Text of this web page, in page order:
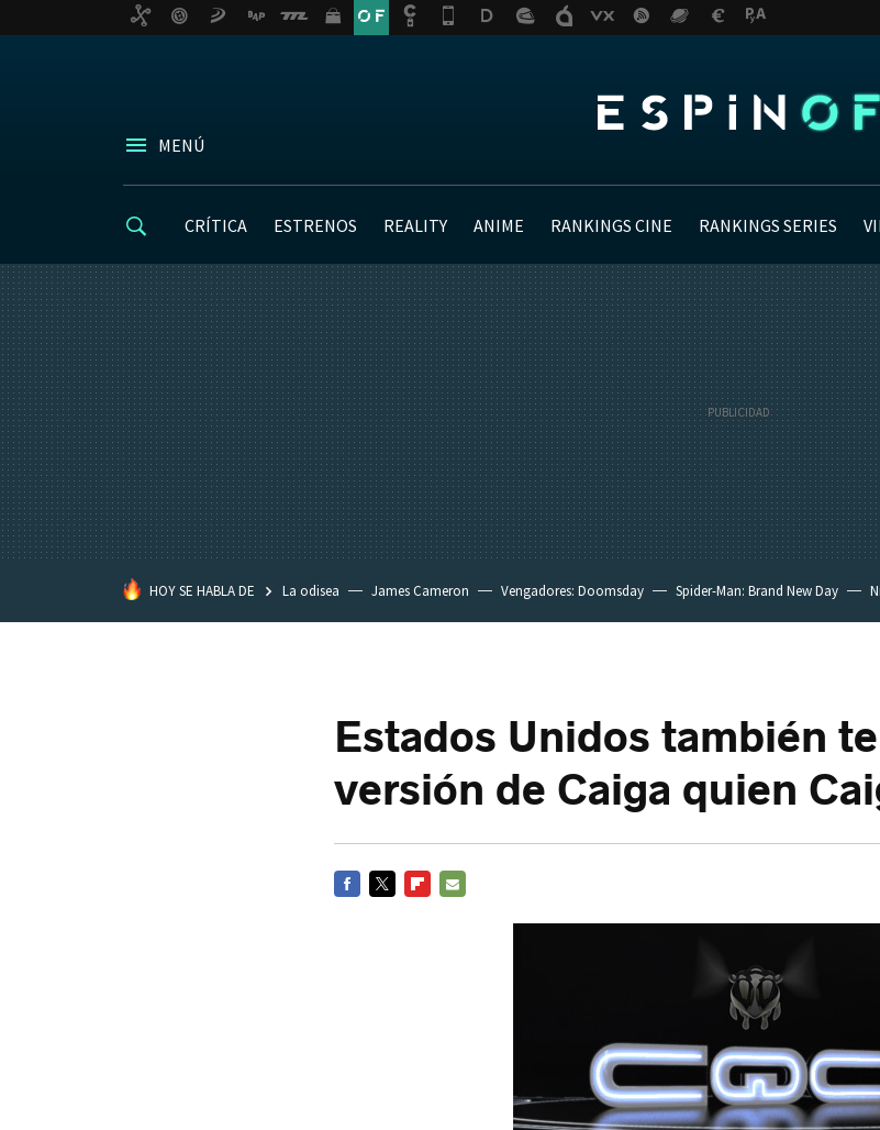
MENÚ
CRÍTICA ESTRENOS REALITY ANIME RANKINGS CINE RANKINGS SERIES
HOY SE HABLA DE La odisea James Cameron Vengadores: Doomsday Spider-Man: Brand New Day
Estados Unidos también
versión de Caiga quien